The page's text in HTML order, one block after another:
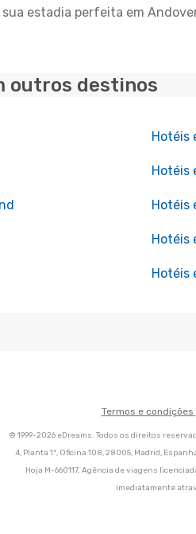
estadia perfeita em
outros destinos
Hotéis
Hotéis
Hotéis
Hotéis
Hotéis
Termos e
© 1999-2026 eDreams. Todos os direitos
4, Planta 1ª, Oficina 108, 28005, Madrid,
Hoja M-660117. Agência de viagens
imediatamente